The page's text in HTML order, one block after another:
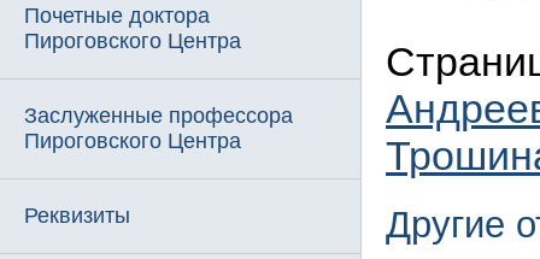
Почетные доктора
Пироговского Центра
Заслуженные профессора
Пироговского Центра
Реквизиты Другие